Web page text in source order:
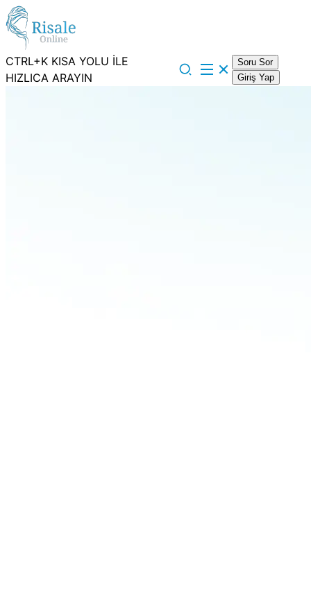
CTRL+K KISA YOLU İLE
HIZLICA ARAYIN
Soru Sor
Giriş Yap